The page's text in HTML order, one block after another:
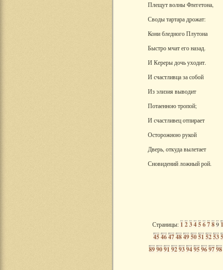
Плещут волны Флегетона,
Своды тартара дрожат:
Кони бледного Плутона
Быстро мчат его назад.
И Кереры дочь уходит.
И счастливца за собой
Из элизия выводит
Потаенною тропой;
И счастливец отпирает
Осторожною рукой
Дверь, откуда вылетает
Сновидений ложный рой.
Страницы:1 23456789
454647484950515253
89909192939495969798